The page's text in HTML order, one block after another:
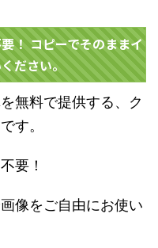
！ コピーでそのままイ
ださい。
無料で提供する、ク
す。
要！
像をご自由にお使い